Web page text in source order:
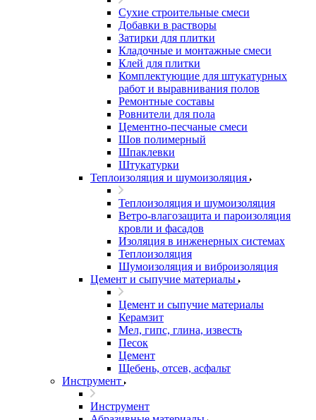
Сухие строительные смеси
Добавки в растворы
Затирки для плитки
Кладочные и монтажные смеси
Клей для плитки
Комплектующие для штукатурных
работ и выравнивания полов
Ремонтные составы
Ровнители для пола
Цементно-песчаные смеси
Шов полимерный
Шпаклевки
Штукатурки
Теплоизоляция и шумоизоляция
Теплоизоляция и шумоизоляция
Ветро-влагозащита и пароизоляция
кровли и фасадов
Изоляция в инженерных системах
Теплоизоляция
Шумоизоляция и виброизоляция
Цемент и сыпучие материалы
Цемент и сыпучие материалы
Керамзит
Мел, гипс, глина, известь
Песок
Цемент
Щебень, отсев, асфальт
Инструмент
Инструмент